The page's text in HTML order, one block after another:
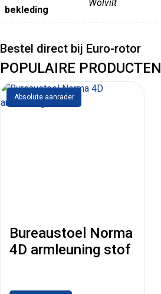
bekleding
Wolvilt
Bestel direct bij Euro-rotor
POPULAIRE PRODUCTEN
Absolute aanrader
Bureaustoel Norma
4D armleuning stof